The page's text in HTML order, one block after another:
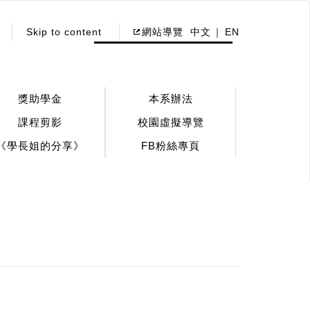
Skip to content 網站導覽 中文 EN
獎助學金
本系辦法
課程剪影
校園虛擬導覽
學長姐的分享》
FB粉絲專頁